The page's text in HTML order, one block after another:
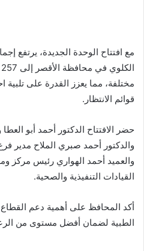
مع افتتاح الوحدة الجديدة، يرتفع
مختلفة، مما يعزز القدرة على
قوائم الانتظار.
حضر الافتتاح الدكتور أحمد أبو
والدكتور أحمد صبري الملاح مدير
والعميد أحمد الهواري رئيس مركز
القيادات التنفيذية والصحية.
أكد المحافظ على أهمية دعم
الطبية لضمان أفضل مستوى من